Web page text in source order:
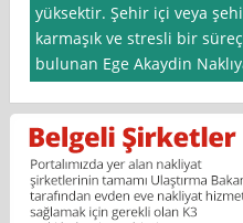
yüksektir. Şehir içi veya
karmaşık ve stresli bir
bulunan Ege Akaydin